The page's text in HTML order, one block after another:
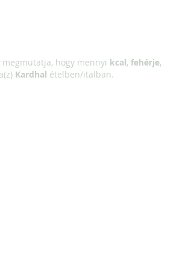
megmutatja, hogy mennyi kcal, fehérje,
Kardhal ételben/italban.